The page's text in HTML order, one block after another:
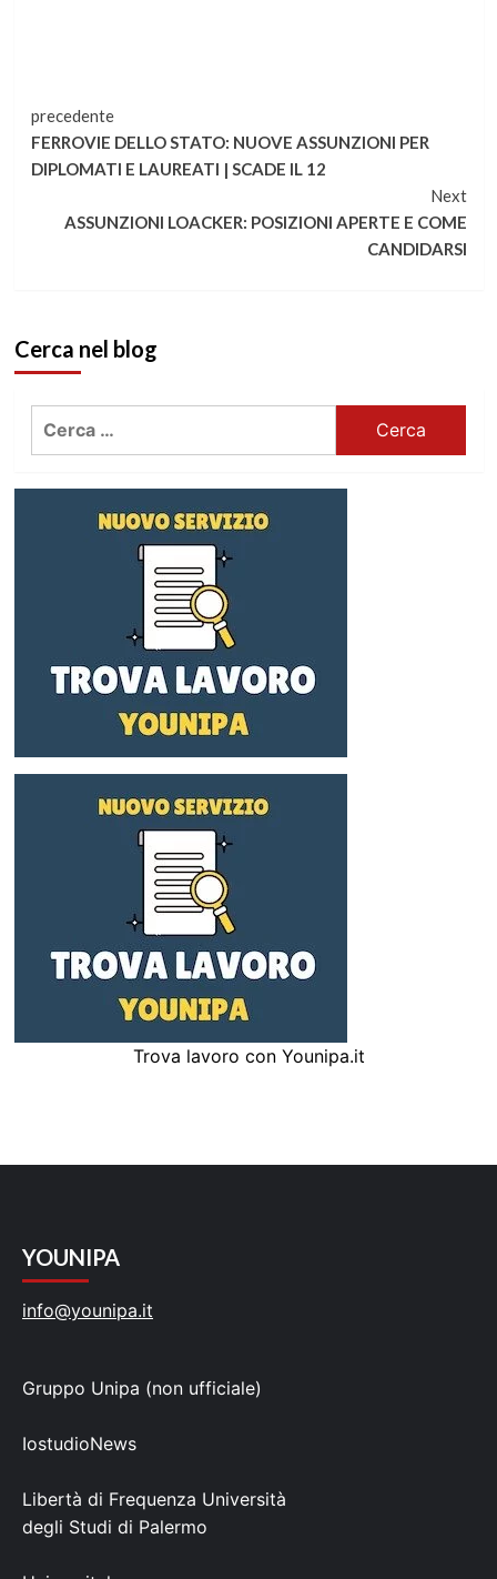
Continua
a
leggere
precedente
FERROVIE DELLO STATO: NUOVE ASSUNZIONI PER
DIPLOMATI E LAUREATI | SCADE IL 12
Next
ASSUNZIONI LOACKER: POSIZIONI APERTE E COME
CANDIDARSI
Cerca nel blog
Trova lavoro con Younipa.it
YOUNIPA
info@younipa.it
Gruppo Unipa (non ufficiale)
IostudioNews
Libertà di Frequenza Università
degli Studi di Palermo